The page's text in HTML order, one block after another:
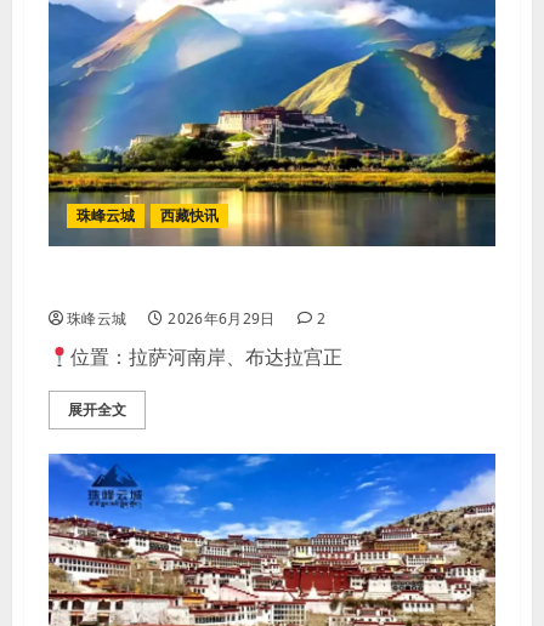
珠峰云城 西藏快讯
珠峰云城 2026年6月29日 2
位置：拉萨河南岸、布达拉宫正
展开全文